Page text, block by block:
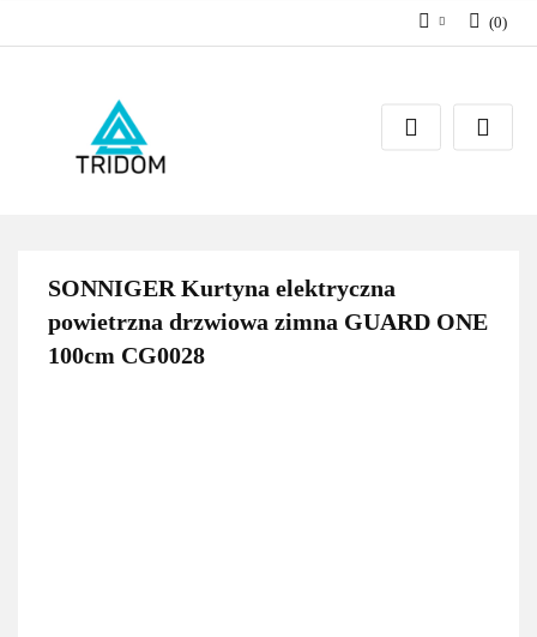
Dodaj zgłoszenie
(0)
SONNIGER Kurtyna elektryczna
powietrzna drzwiowa zimna GUARD ONE
100cm CG0028